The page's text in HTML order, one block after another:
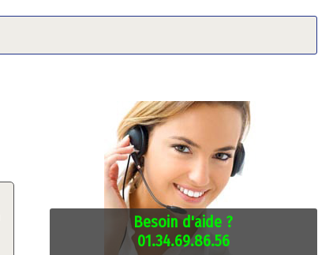
Besoin d'aide ?
01.34.69.86.56